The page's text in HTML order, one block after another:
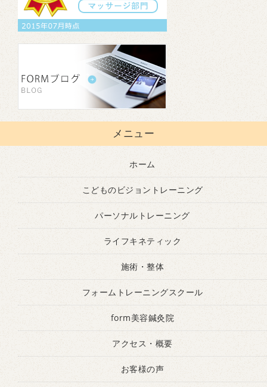
メニュー
ホーム
こどものビジョントレーニング
パーソナルトレーニング
ライフキネティック
施術・整体
フォームトレーニングスクール
form美容鍼灸院
アクセス・概要
お客様の声